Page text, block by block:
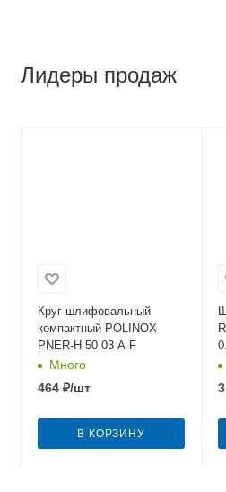
Лидеры продаж
Круг шлифовальный
компактный POLINOX
PNER-Н 50 03 А F
Много
464 ₽/шт
В КОРЗИНУ